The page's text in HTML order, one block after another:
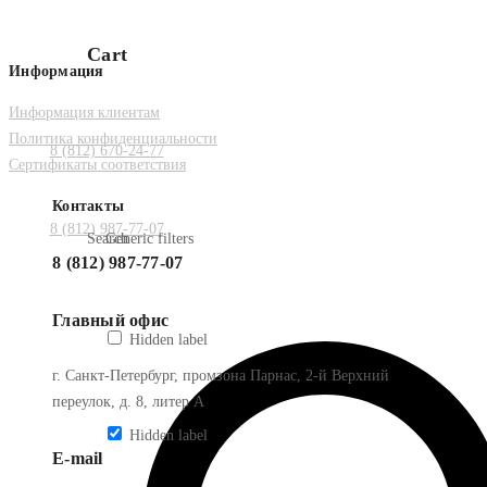
8 (812) 670-24-77
8 (812) 987-77-07
Cart
Search
Generic filters
Hidden label
Hidden label
Информация
Информация клиентам
Политика конфиденциальности
Сертификаты соответствия
Контакты
8 (812) 987-77-07
Главный офис
г. Санкт-Петербург, промзона Парнас, 2-й Верхний
переулок, д. 8, литер А
E-mail